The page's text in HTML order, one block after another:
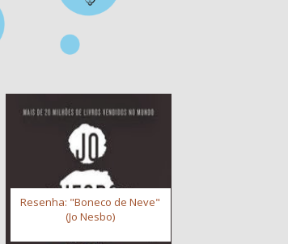
Resenha: "Boneco de Neve"
(Jo Nesbo)